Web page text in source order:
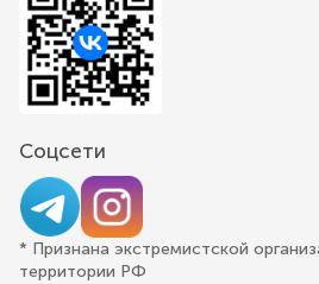
Соцсети
* Признана экстремистской
территории РФ